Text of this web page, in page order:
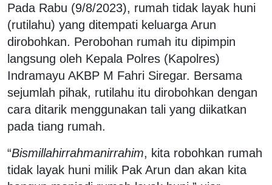
Pada Rabu (9/8/2023), rumah tidak layak huni
(rutilahu) yang ditempati keluarga Arun
dirobohkan. Perobohan rumah itu dipimpin
langsung oleh Kepala Polres (Kapolres)
Indramayu AKBP M Fahri Siregar. Bersama
sejumlah pihak, rutilahu itu dirobohkan dengan
cara ditarik menggunakan tali yang diikatkan
pada tiang rumah.
“Bismillahirrahmanirrahim, kita robohkan rumah
tidak layak huni milik Pak Arun dan akan kita